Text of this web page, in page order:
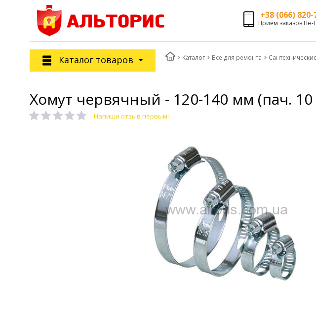
+38 (066)
Прием заказов Пн-
Каталог товаров Каталог Все для ремонта
Хомут червячный - 120-140 мм (пач.
Напиши отзыв первым!